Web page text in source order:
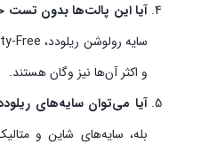
آیا این پالت‌ها بدون تست
و اکثر آن‌ها نیز وگان هستند.
آیا می‌توان سایه‌های
بله، سایه‌های شاین و